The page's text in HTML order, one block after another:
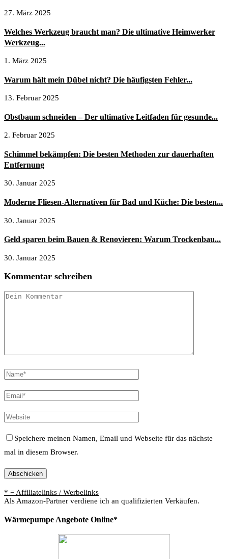
27. März 2025
Welches Werkzeug braucht man? Die ultimative Heimwerker
Werkzeug...
1. März 2025
Warum hält mein Dübel nicht? Die häufigsten Fehler...
13. Februar 2025
Obstbaum schneiden – Der ultimative Leitfaden für gesunde...
2. Februar 2025
Schimmel bekämpfen: Die besten Methoden zur dauerhaften
Entfernung
30. Januar 2025
Moderne Fliesen-Alternativen für Bad und Küche: Die besten...
30. Januar 2025
Geld sparen beim Bauen & Renovieren: Warum Trockenbau...
30. Januar 2025
Kommentar schreiben
Speichere meinen Namen, Email und Webseite für das nächste
mal in diesem Browser.
* = Affiliatelinks / Werbelinks
Als Amazon-Partner verdiene ich an qualifizierten Verkäufen.
Wärmepumpe Angebote Online*